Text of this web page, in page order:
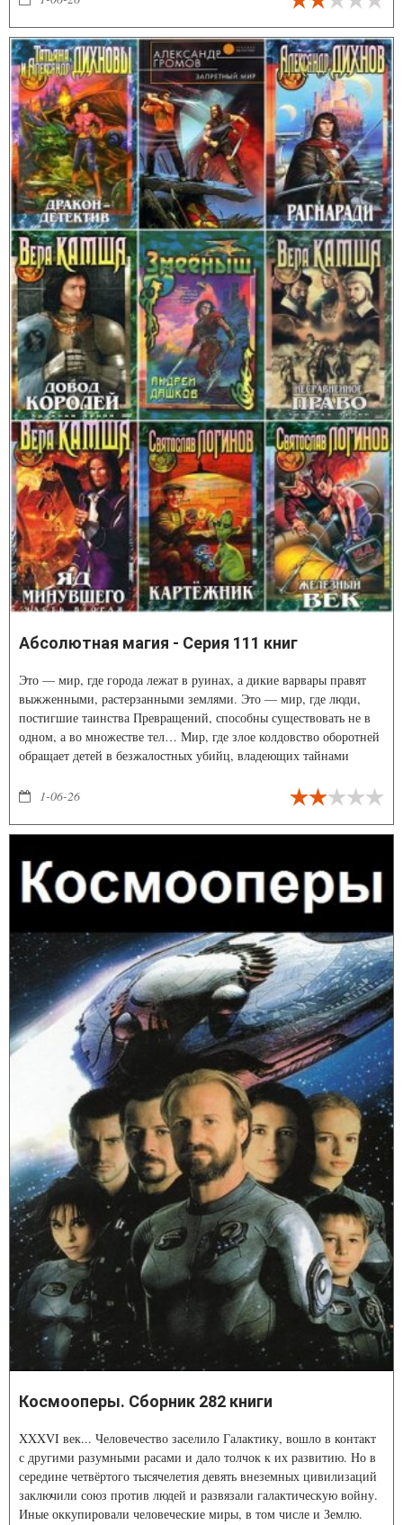
Абсолютная магия - Серия 111 книг
Это — мир, где города лежат в руинах, а дикие варвары правят
выжженными, растерзанными землями. Это — мир, где люди,
постигшие таинства Превращений, способны существовать не в
одном, а во множестве тел… Мир, где злое колдовство оборотней
обращает детей в безжалостных убийц, владеющих тайнами
колбах мудрых гомункулусов.
1-06-26
Космооперы. Сборник 282 книги
XXXVI век... Человечество заселило Галактику, вошло в контакт
с другими разумными расами и дало толчок к их развитию. Но в
середине четвёртого тысячелетия девять внеземных цивилизаций
заключили союз против людей и развязали галактическую войну.
Иные оккупировали человеческие миры, в том числе и Землю.